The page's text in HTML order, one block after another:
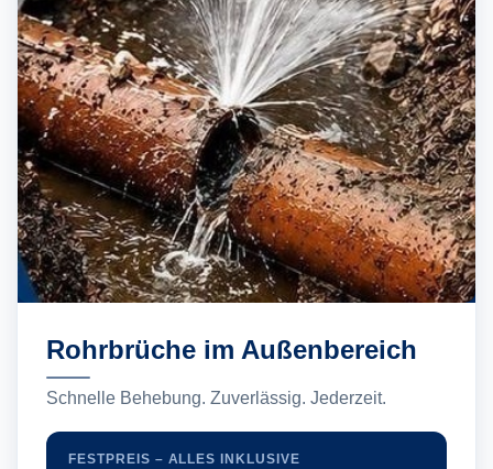
Rohrbrüche im Außenbereich
Schnelle Behebung. Zuverlässig. Jederzeit.
FESTPREIS – ALLES INKLUSIVE